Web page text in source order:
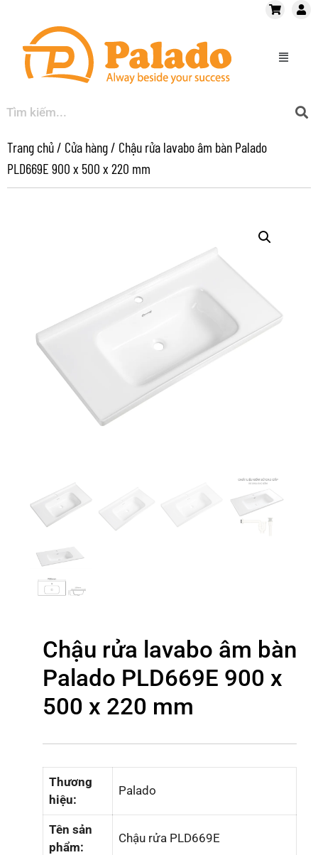
Trang chủ/ Cửa hàng/ Chậu rửa lavabo âm bàn Palado
PLD669E 900 x 500 x 220 mm
Chậu rửa lavabo âm bàn
Palado PLD669E 900 x
500 x 220 mm
Thương
hiệu:
Palado
Tên sản
phẩm:
Chậu rửa PLD669E